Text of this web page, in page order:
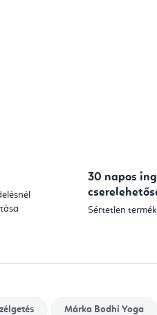
30 napos
Sértetlen
Márka Bodhi Yoga